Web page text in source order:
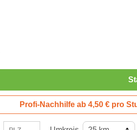
Profi-Nachhilfe ab 4,50 € pro